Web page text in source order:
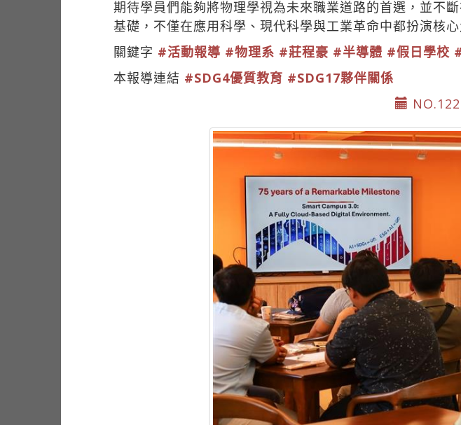
期待學員們能夠將物理學視為未來職業道路的首選，並不
基礎，不僅在應用科學、現代科學與工業革命中都扮演核
關鍵字 #活動報導 #物理系 #莊程豪 #半導體 #假日學校
本報導連結 #SDG4優質教育 #SDG17夥伴關係